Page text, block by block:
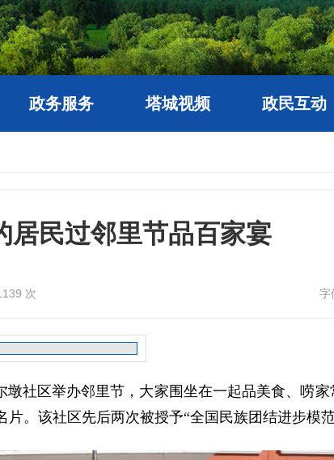
政务服务 塔城视频 政民互动
居民过邻里节品百家宴
次 字
区举办邻里节，大家围坐在一起品美食、唠家
。该社区先后两次被授予“全国民族团结进步模范